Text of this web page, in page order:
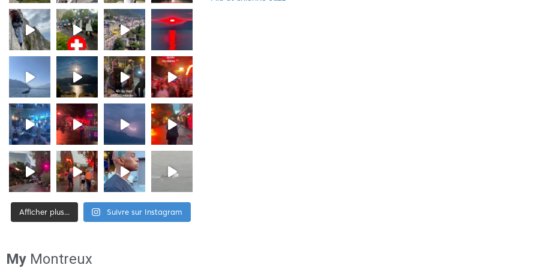
Afficher plus... Suivre sur Instagram
My Montreux